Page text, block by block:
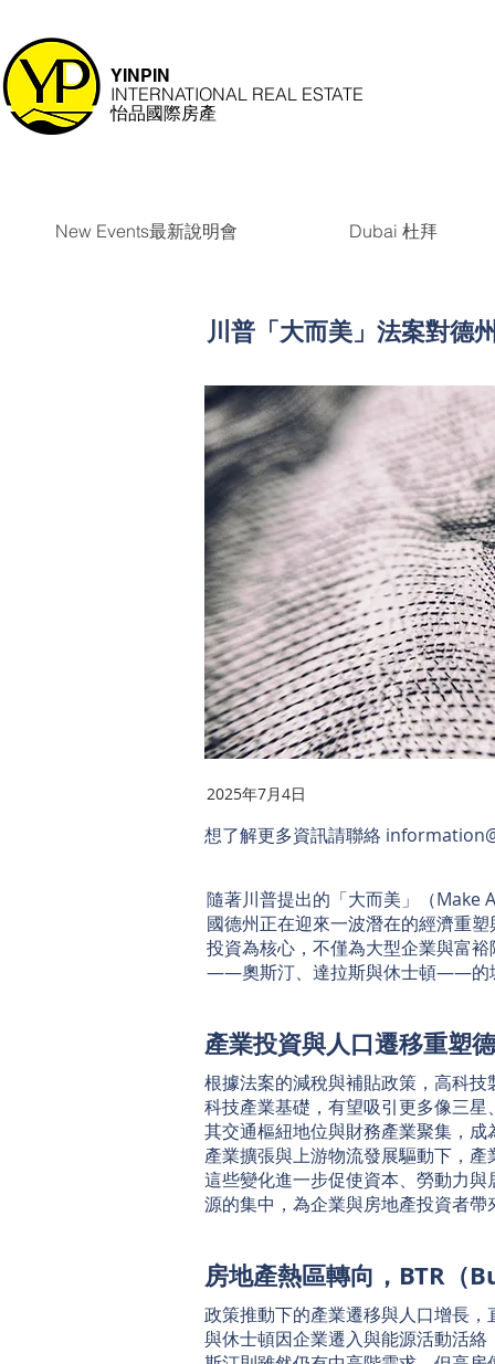
YINPIN
INTERNATIONAL REAL ESTATE
怡品國際房產
New Events最新說明會 Dubai 杜拜
川普「大而美」法案對德
2025年7月4日
想了解更多資訊請聯絡
隨著川普提出的「大而美」（
國德州正在迎來一波潛在的經濟重
投資為核心，不僅為大型企業與富
——奧斯汀、達拉斯與休士頓——的
產業投資與人口遷移重塑
根據法案的減稅與補貼政策，高科
科技產業基礎，有望吸引更多像三
其交通樞紐地位與財務產業聚集，
產業擴張與上游物流發展驅動下，
這些變化進一步促使資本、勞動力
源的集中，為企業與房地產投資者帶
房地產熱區轉向，BTR（
政策推動下的產業遷移與人口增長
與休士頓因企業遷入與能源活動活